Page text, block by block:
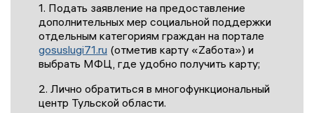
1. Подать заявление на предоставление
дополнительных мер социальной поддержки
отдельным категориям граждан на портале
gosuslugi71.ru (отметив карту «Zабота») и
выбрать МФЦ, где удобно получить карту;
2. Лично обратиться в многофункциональный
центр Тульской области.